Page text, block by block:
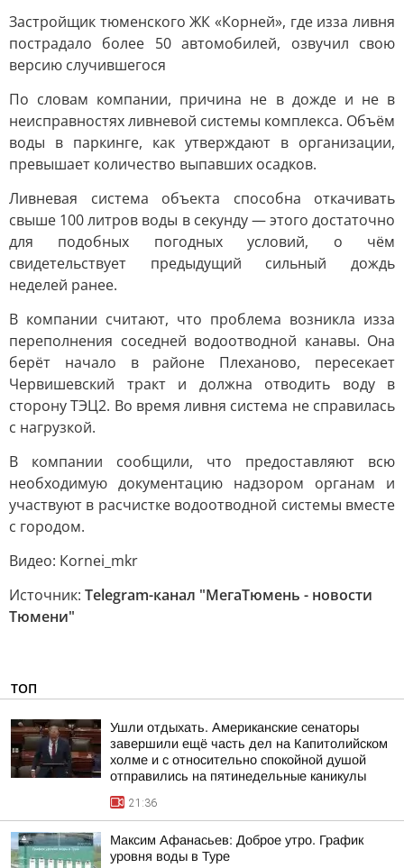
Застройщик тюменского ЖК «Корней», где изза ливня
пострадало более 50 автомобилей, озвучил свою
версию случившегося
По словам компании, причина не в дожде и не в
неисправностях ливневой системы комплекса. Объём
воды в паркинге, как утверждают в организации,
превышает количество выпавших осадков.
Ливневая система объекта способна откачивать
свыше 100 литров воды в секунду — этого достаточно
для подобных погодных условий, о чём
свидетельствует предыдущий сильный дождь
неделей ранее.
В компании считают, что проблема возникла изза
переполнения соседней водоотводной канавы. Она
берёт начало в районе Плеханово, пересекает
Червишевский тракт и должна отводить воду в
сторону ТЭЦ2. Во время ливня система не справилась
с нагрузкой.
В компании сообщили, что предоставляют всю
необходимую документацию надзором органам и
участвуют в расчистке водоотводной системы вместе
с городом.
Видео: Кornei_mkr
Источник: Telegram-канал "МегаТюмень - новости
Тюмени"
ТОП
Ушли отдыхать. Американские сенаторы
завершили ещё часть дел на Капитолийском
холме и с относительно спокойной душой
отправились на пятинедельные каникулы
21:36
Максим Афанасьев: Доброе утро. График
уровня воды в Туре